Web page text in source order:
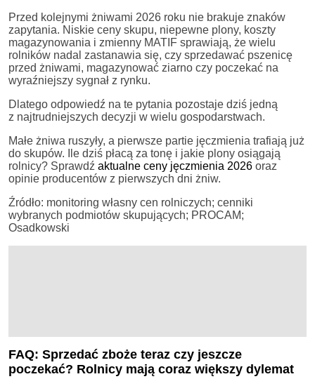
Przed kolejnymi żniwami 2026 roku nie brakuje znaków
zapytania. Niskie ceny skupu, niepewne plony, koszty
magazynowania i zmienny MATIF sprawiają, że wielu
rolników nadal zastanawia się, czy sprzedawać pszenicę
przed żniwami, magazynować ziarno czy poczekać na
wyraźniejszy sygnał z rynku.
Dlatego odpowiedź na te pytania pozostaje dziś jedną
z najtrudniejszych decyzji w wielu gospodarstwach.
Małe żniwa ruszyły, a pierwsze partie jęczmienia trafiają już
do skupów. Ile dziś płacą za tonę i jakie plony osiągają
rolnicy? Sprawdź aktualne ceny jęczmienia 2026 oraz
opinie producentów z pierwszych dni żniw.
Źródło: monitoring własny cen rolniczych; cenniki
wybranych podmiotów skupujących; PROCAM;
Osadkowski
FAQ: Sprzedać zboże teraz czy jeszcze
poczekać? Rolnicy mają coraz większy dylemat